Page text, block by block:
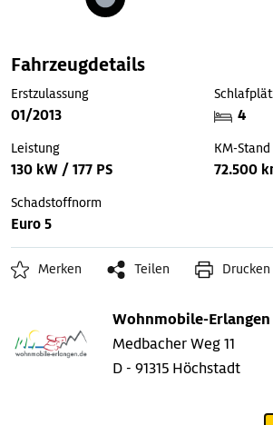
Fahrzeugdetails
Erstzulassung
01/2013 4
Leistung
130 kW / 177 PS
KM-Stand
72.500
Schadstoffnorm
Euro 5
Merken Teilen Drucken
Wohnmobile-Erlangen
Medbacher Weg 11
D - 91315 Höchstadt